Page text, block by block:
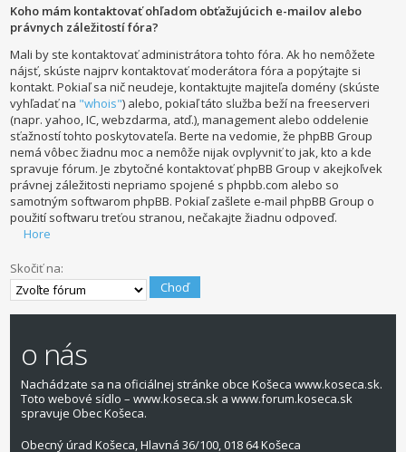
Koho mám kontaktovať ohľadom obťažujúcich e-mailov alebo
právnych záležitostí fóra?
Mali by ste kontaktovať administrátora tohto fóra. Ak ho nemôžete
nájsť, skúste najprv kontaktovať moderátora fóra a popýtajte si
kontakt. Pokiaľ sa nič neudeje, kontaktujte majiteľa domény (skúste
vyhľadať na "whois") alebo, pokiaľ táto služba beží na freeserveri
(napr. yahoo, IC, webzdarma, atď.), management alebo oddelenie
sťažností tohto poskytovateľa. Berte na vedomie, že phpBB Group
nemá vôbec žiadnu moc a nemôže nijak ovplyvniť to jak, kto a kde
spravuje fórum. Je zbytočné kontaktovať phpBB Group v akejkoľvek
právnej záležitosti nepriamo spojené s phpbb.com alebo so
samotným softwarom phpBB. Pokiaľ zašlete e-mail phpBB Group o
použití softwaru treťou stranou, nečakajte žiadnu odpoveď.
Hore
Skočiť na:
o nás
Nachádzate sa na oficiálnej stránke obce Košeca www.koseca.sk.
Toto webové sídlo – www.koseca.sk a www.forum.koseca.sk
spravuje Obec Košeca.
Obecný úrad Košeca, Hlavná 36/100, 018 64 Košeca